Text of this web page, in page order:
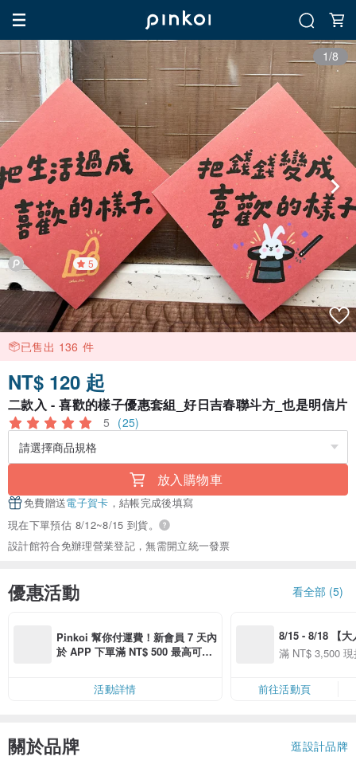
1/8
5
已售出 136 件
NT$ 120 起
二款入 - 喜歡的樣子優惠套組_好日吉春聯斗方_也是明信片
5 (25)
放入購物車
免費贈送電子賀卡 ，結帳完成後填寫
現在下單預估 8/12~8/15 到貨。
設計館符合免辦理營業登記，無需開立統一發票
優惠活動 看全部 (5)
Pinkoi 幫你付運費！新會員 7 天內
於 APP 下單滿 NT$ 500 最高可折
活動詳情
8/15 - 8/18 【大
季】滿
滿 NT$ 3,500
前往活動頁
關於品牌 逛設計品牌